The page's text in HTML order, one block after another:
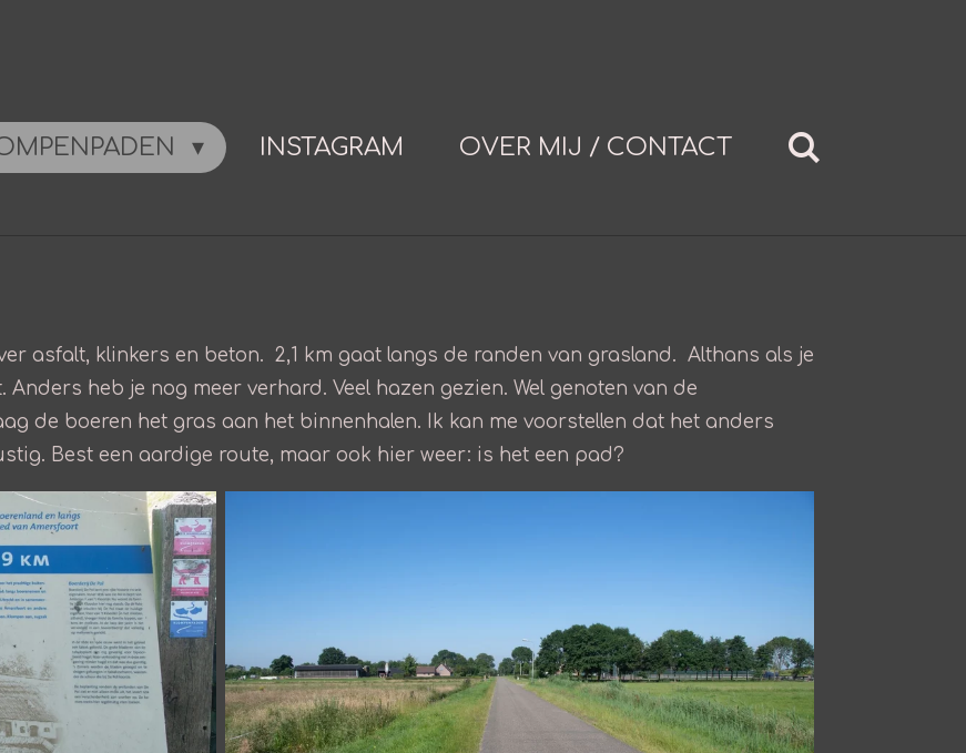
INSTAGRAM OVER MIJ / CONTACT
asfalt, klinkers en beton. 2,1 km gaat langs de randen van grasland. Althans als je
heb je nog meer verhard. Veel hazen gezien. Wel genoten van de
de boeren het gras aan het binnenhalen. Ik kan me voorstellen dat het anders
Best een aardige route, maar ook hier weer: is het een pad?